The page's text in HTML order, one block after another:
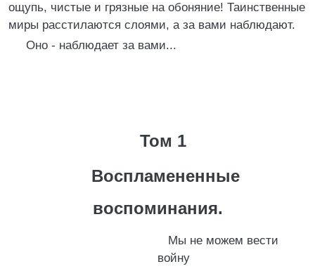
ощупь, чистые и грязные на обоняние! Таинственные
миры расстилаются слоями, а за вами наблюдают.
Оно - наблюдает за вами...
Том 1
Воспламененные
воспоминания.
Мы не можем вести
войну